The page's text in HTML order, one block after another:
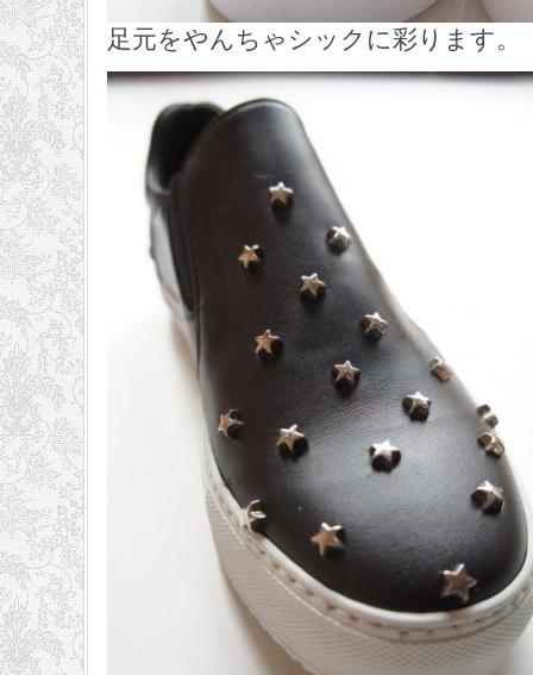
足元をやんちゃシックに彩ります。